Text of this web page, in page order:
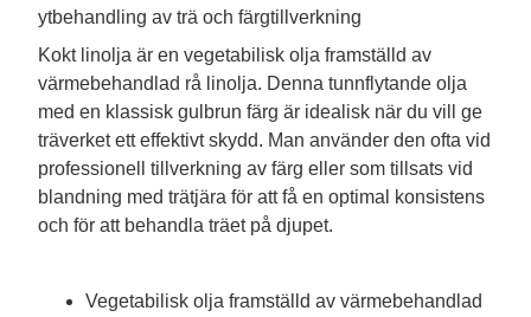
ytbehandling av trä och färgtillverkning
Kokt linolja är en vegetabilisk olja framställd av
värmebehandlad rå linolja. Denna tunnflytande olja
med en klassisk gulbrun färg är idealisk när du vill ge
träverket ett effektivt skydd. Man använder den ofta vid
professionell tillverkning av färg eller som tillsats vid
blandning med trätjära för att få en optimal konsistens
och för att behandla träet på djupet.
Vegetabilisk olja framställd av värmebehandlad